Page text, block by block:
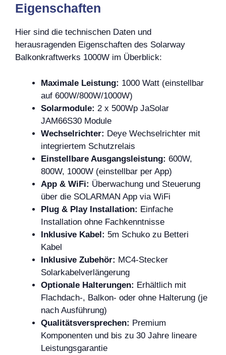
Eigenschaften
Hier sind die technischen Daten und
herausragenden Eigenschaften des Solarway
Balkonkraftwerks 1000W im Überblick:
Maximale Leistung: 1000 Watt (einstellbar
auf 600W/800W/1000W)
Solarmodule: 2 x 500Wp JaSolar
JAM66S30 Module
Wechselrichter: Deye Wechselrichter mit
integriertem Schutzrelais
Einstellbare Ausgangsleistung: 600W,
800W, 1000W (einstellbar per App)
App & WiFi: Überwachung und Steuerung
über die SOLARMAN App via WiFi
Plug & Play Installation: Einfache
Installation ohne Fachkenntnisse
Inklusive Kabel: 5m Schuko zu Betteri
Kabel
Inklusive Zubehör: MC4-Stecker
Solarkabelverlängerung
Optionale Halterungen: Erhältlich mit
Flachdach-, Balkon- oder ohne Halterung (je
nach Ausführung)
Qualitätsversprechen: Premium
Komponenten und bis zu 30 Jahre lineare
Leistungsgarantie